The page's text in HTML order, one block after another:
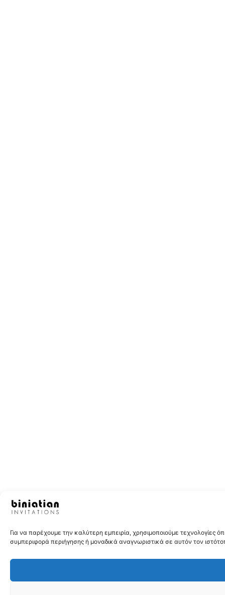
Για να παρέχουμε την καλύτερη εμπειρία, χρησιμοποιούμε
συμπεριφορά περιήγησης ή μοναδικά αναγνωριστικά σε αυτόν τον